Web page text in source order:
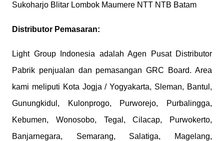
Sukoharjo Blitar Lombok Maumere NTT NTB Batam
Distributor Pemasaran:
Light Group Indonesia adalah Agen Pusat Distributor
Pabrik penjualan dan pemasangan GRC Board. Area
kami meliputi Kota Jogja / Yogyakarta, Sleman, Bantul,
Gunungkidul, Kulonprogo, Purworejo, Purbalingga,
Kebumen, Wonosobo, Tegal, Cilacap, Purwokerto,
Banjarnegara, Semarang, Salatiga, Magelang,